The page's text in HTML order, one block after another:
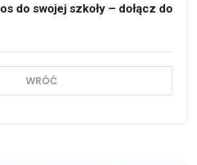
do swojej szkoły – dołącz do
WRÓĆ